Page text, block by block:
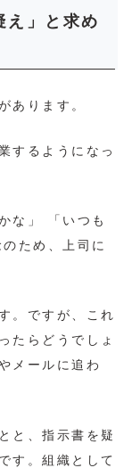
え」と求め
あります。
するようになっ
な」 「いつも
ため、上司に
。ですが、これ
たらどうでしょ
メールに追わ
と、指示書を疑
す。組織として